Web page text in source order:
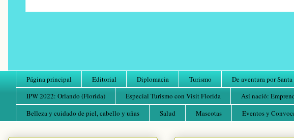
Página principal Editorial Diplomacia Turismo De aventura por
IPW 2022: Orlando (Florida)
Especial Turismo con Visit Florida Así nació:
Belleza y cuidado de piel, cabello y uñas
Salud Mascotas Eventos y